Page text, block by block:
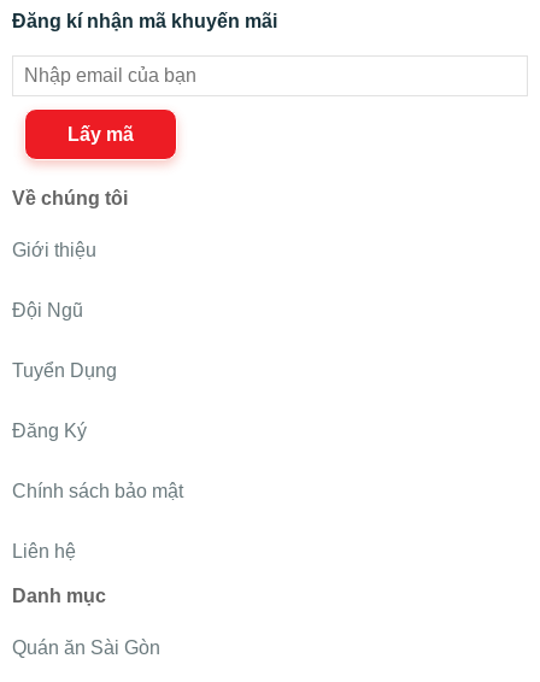
Đăng kí nhận mã khuyến mãi
Lấy mã
Về chúng tôi
Giới thiệu
Đội Ngũ
Tuyển Dụng
Đăng Ký
Chính sách bảo mật
Liên hệ
Danh mục
Quán ăn Sài Gòn